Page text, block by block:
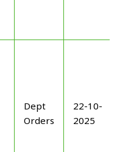
Dept
Orders
22-10-
2025